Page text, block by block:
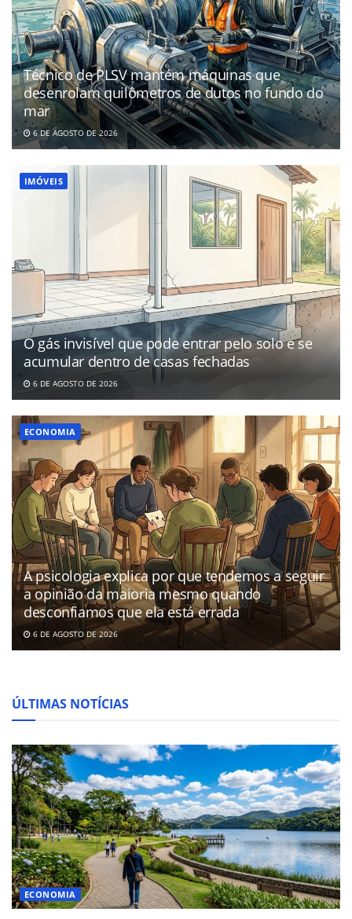
Técnico de PLSV mantém máquinas que
desenrolam quilômetros de dutos no fundo do
mar
6 DE AGOSTO DE 2026
IMÓVEIS
O gás invisível que pode entrar pelo solo e se
acumular dentro de casas fechadas
6 DE AGOSTO DE 2026
ECONOMIA
A psicologia explica por que tendemos a seguir
a opinião da maioria mesmo quando
desconfiamos que ela está errada
6 DE AGOSTO DE 2026
ÚLTIMAS NOTÍCIAS
ECONOMIA